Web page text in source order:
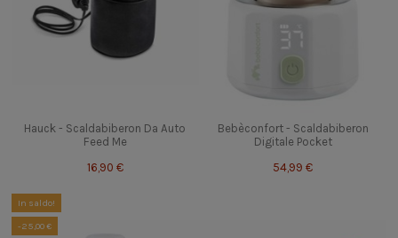
Hauck - Scaldabiberon Da Auto
Feed Me
16,90 €
Bebèconfort - Scaldabiberon
Digitale Pocket
54,99 €
In saldo!
-25,00 €